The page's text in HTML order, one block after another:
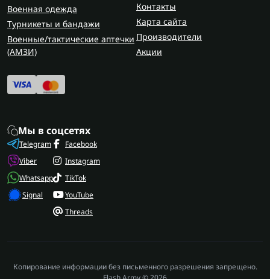
Военная одежда
Турникеты и бандажи
Военные/тактические аптечки
(AMЗИ)
Контакты
Карта сайта
Производители
Акции
Мы в соцсетях
Telegram
Viber
Whatsapp
Signal
Facebook
Instagram
TikTok
YouTube
Threads
Копирование информации без письменного разрешения запрещено.